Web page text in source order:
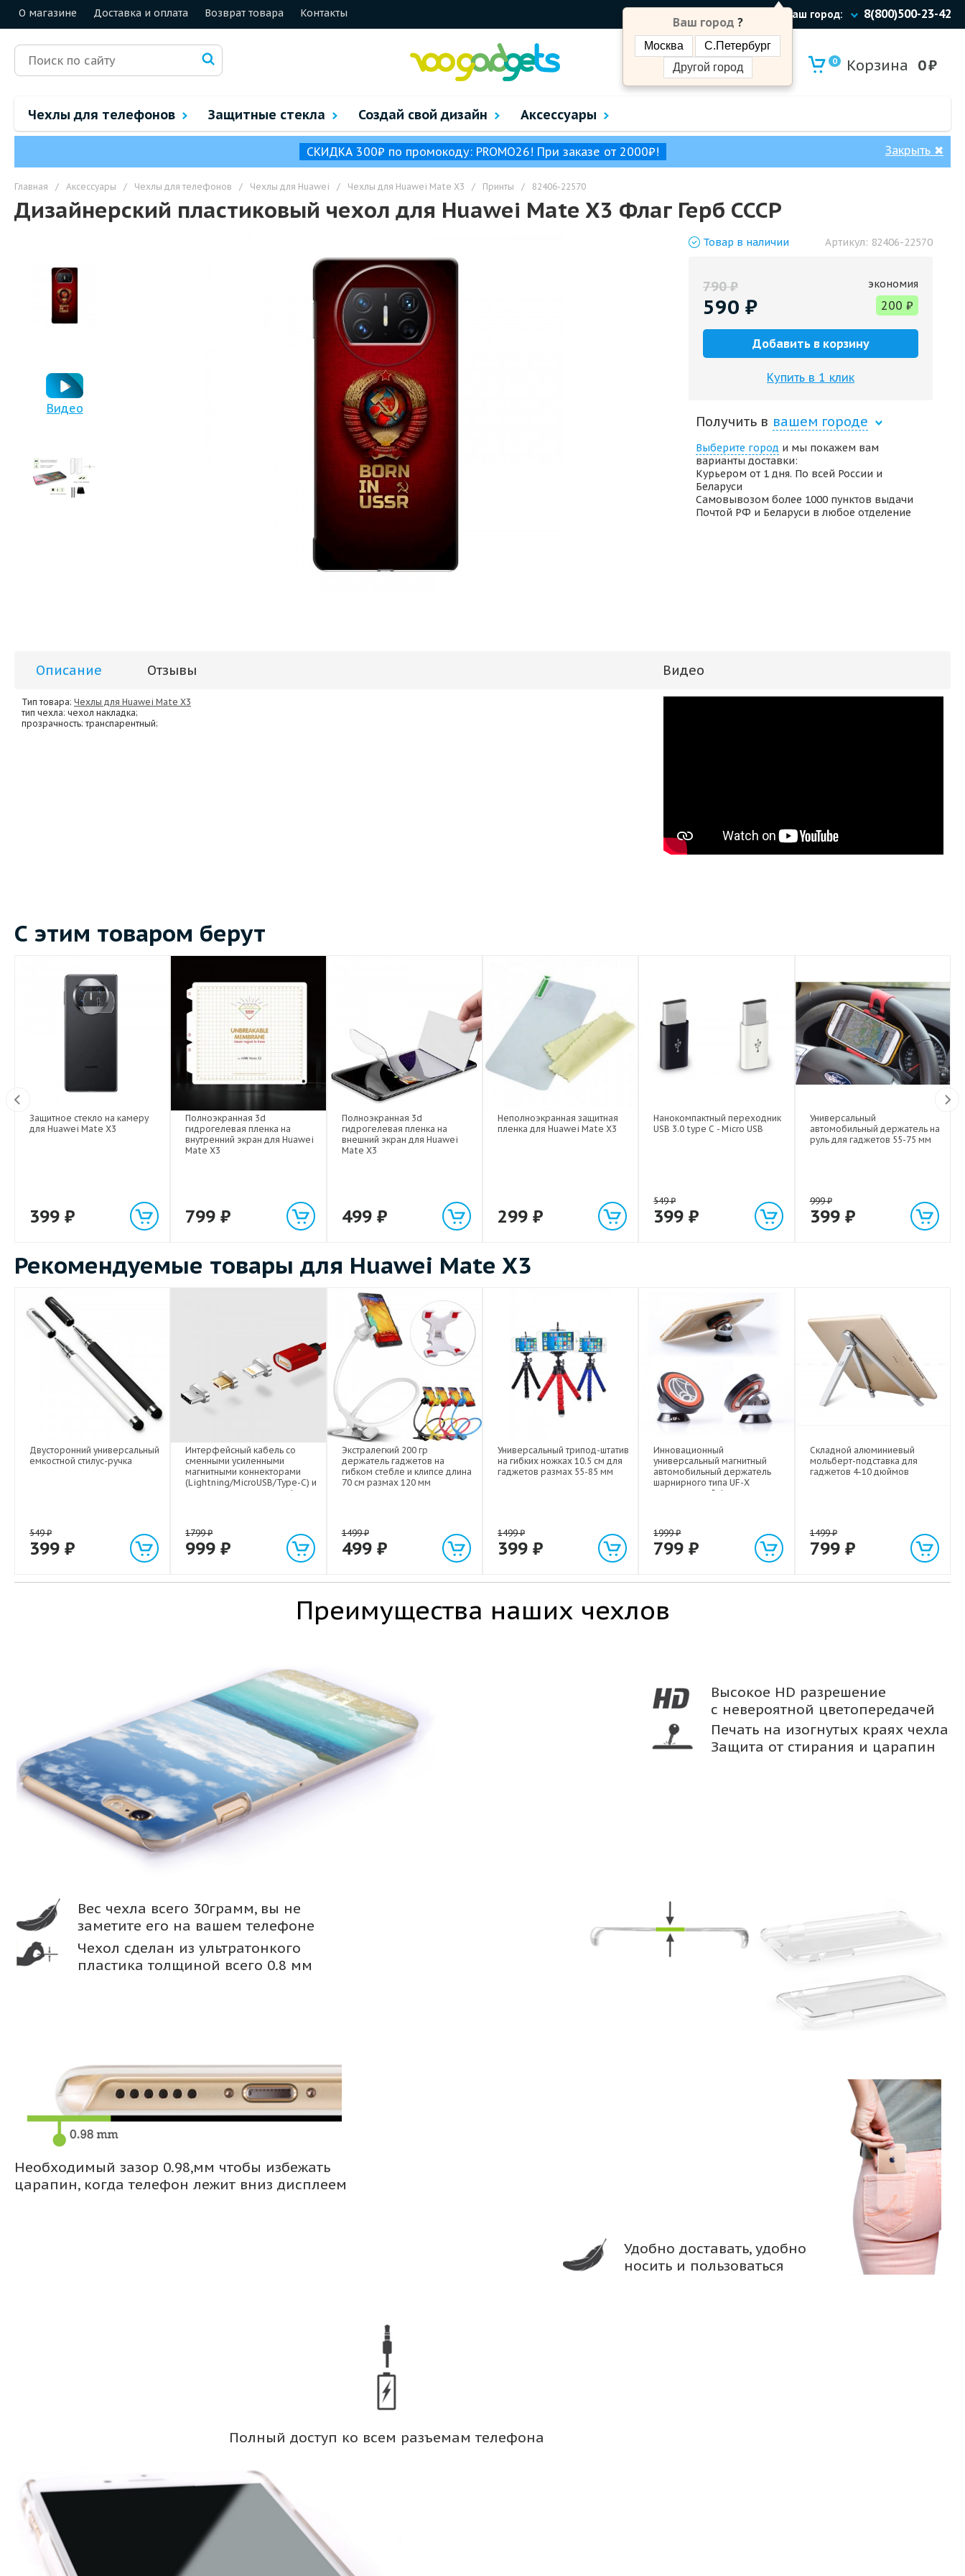
О магазине Доставка и оплата Возврат товара Контакты Ваш город:
Ваш город ?
Москва
С.Петербург
Другой город
8(800)500-23-42
0 Корзина 0₽
Чехлы для телефонов Защитные стекла Создай свой дизайн Аксессуары
СКИДКА 300₽ по промокоду: PROMO26! При заказе от 2000₽! Закрыть ✖
Главная / Аксессуары / Чехлы для телефонов / Чехлы для Huawei / Чехлы для Huawei Mate X3 / Принты / 82406-22570
Дизайнерский пластиковый чехол для Huawei Mate X3 Флаг Герб СССР
Видео
Товар в наличии Артикул: 82406-22570
790₽
590 ₽
экономия
200 ₽
Добавить в корзину
Купить в 1 клик
Получить в вашем городе
Выберите город и мы покажем вам
варианты доставки:
Курьером от 1 дня. По всей России и
Беларуси
Самовывозом более 1000 пунктов выдачи
Почтой РФ и Беларуси в любое отделение
Описание Отзывы Видео
Тип товара: Чехлы для Huawei Mate X3
тип чехла: чехол накладка;
прозрачность: транспарентный;
С этим товаром берут
Защитное стекло на камеру
для Huawei Mate X3
399 ₽
Полноэкранная 3d
гидрогелевая пленка на
внутренний экран для Huawei
Mate X3
799₽
Полноэкранная 3d
гидрогелевая пленка на
внешний экран для Huawei
Mate X3
499 ₽
Неполноэкранная защитная
пленка для Huawei Mate X3
299 ₽
Нанокомпактный переходник
USB 3.0 type C - Micro USB
549₽
399₽
Универсальный
автомобильный держатель на
руль для гаджетов 55-75 мм
999₽
399 ₽
Рекомендуемые товары для Huawei Mate X3
Двусторонний универсальный
емкостной стилус-ручка
549₽
399 ₽
Интерфейсный кабель со
сменными усиленными
магнитными коннекторами
(Lightning/MicroUSB/Type-C) и
световым индикатором 1м
1799₽
999₽
Экстралегкий 200 гр
держатель гаджетов на
гибком стебле и клипсе длина
70 см размах 120 мм
1499₽
499 ₽
Универсальный трипод-штатив
на гибких ножках 10.5 см для
гаджетов размах 55-85 мм
1499₽
399 ₽
Инновационный
универсальный магнитный
автомобильный держатель
шарнирного типа UF-X
экстрасильной фиксации для
1999₽
799₽
Складной алюминиевый
мольберт-подставка для
гаджетов 4-10 дюймов
1499₽
799 ₽
Преимущества наших чехлов
Высокое HD разрешение
с невероятной цветопередачей
Печать на изогнутых краях чехла
Защита от стирания и царапин
Вес чехла всего 30грамм, вы не
заметите его на вашем телефоне
Чехол сделан из ультратонкого
пластика толщиной всего 0.8 мм
Удобно доставать, удобно
носить и пользоваться
Необходимый зазор 0.98,мм чтобы избежать
царапин, когда телефон лежит вниз дисплеем
Полный доступ ко всем разъемам телефона